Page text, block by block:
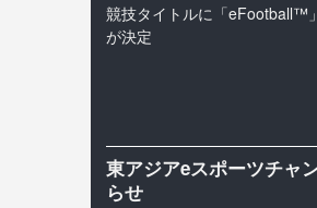
競技タイトルに「eFootball™
が決定
東アジアeスポーツチャ
らせ